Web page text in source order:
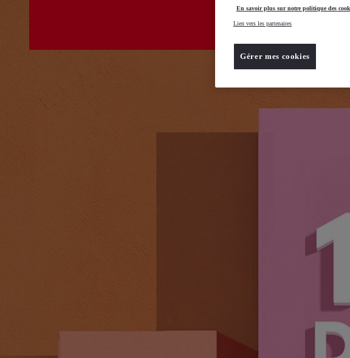
En savoir plus sur notre politique des
Lien vers les partenaires
Gérer mes cookies